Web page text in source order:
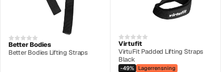
Better Bodies
Better Bodies Lifting Straps
Virtufit
VirtuFit Padded Lifting Straps
Black
-49% Lagerrensning